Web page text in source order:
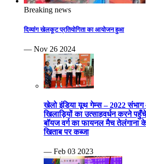
Breaking news
दिव्यांग खेलकूट प्रतियोगिता का आयोजन हुआ
— Nov 26 2024
खेलो इंडिया यूथ गेम्स – 2022
खिलाड़ियों का उत्साहवर्धन करने
बॉयज वर्ग का फायनल मैच तेलंगाना
खिताब पर कब्जा
— Feb 03 2023